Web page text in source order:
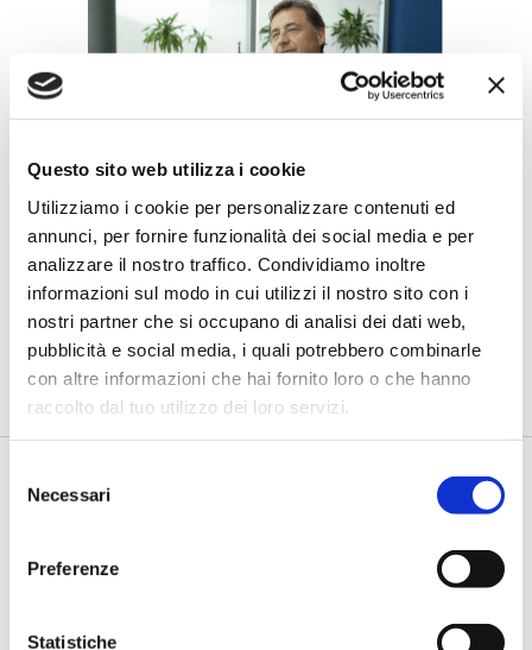
Questo sito web utilizza i cookie
Utilizziamo i cookie per personalizzare contenuti ed
annunci, per fornire funzionalità dei social media e per
analizzare il nostro traffico. Condividiamo inoltre
informazioni sul modo in cui utilizzi il nostro sito con i
nostri partner che si occupano di analisi dei dati web,
pubblicità e social media, i quali potrebbero combinarle
con altre informazioni che hai fornito loro o che hanno
raccolto dal tuo utilizzo dei loro servizi.
delNecessari
Preferenze
Statistiche
BANCAFORTE TV
Fracassi (Multiply Group): "L’AI va
progettata dentro i processi,
insieme ai controlli”
di Flavio Padovan, Maddalena Libertini -I proof of concept
realizzati con l'AI funzionano. Spesso sorprendono per la
qualità ...